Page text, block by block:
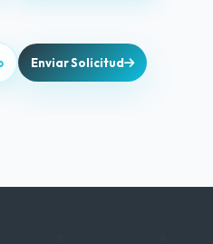
Enviar Solicitud